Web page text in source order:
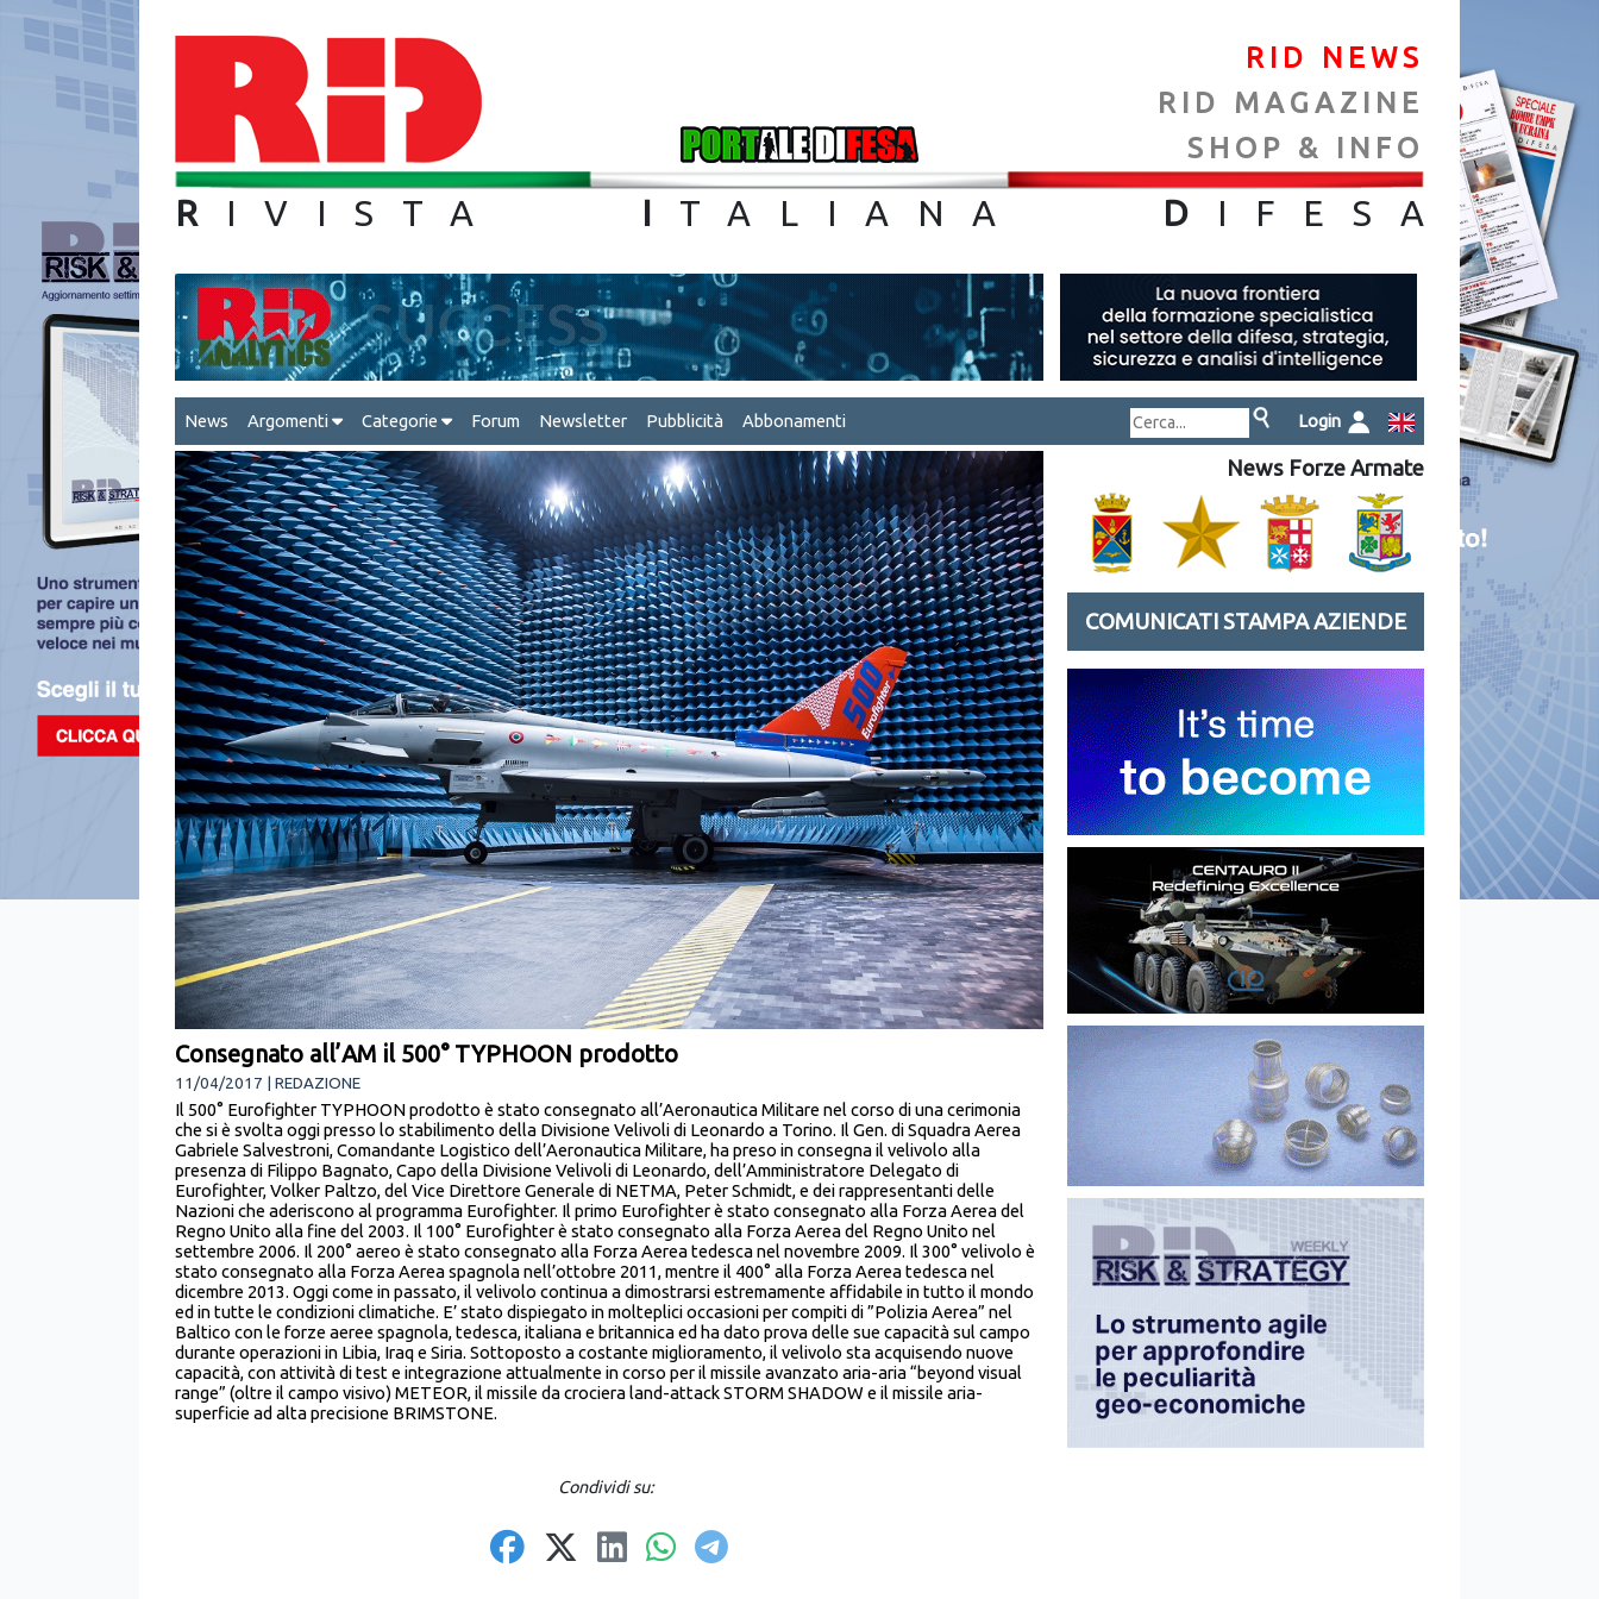
RID NEWS
RID MAGAZINE
SHOP & INFO
R IVISTA I TALIANA D IFES A
News Argomenti Categorie Forum Newsletter Pubblicità Abbonamenti Login
Consegnato all’AM il 500° TYPHOON prodotto
11/04/2017 | REDAZIONE
Il 500° Eurofighter TYPHOON prodotto è stato consegnato all’Aeronautica Militare nel corso di una cerimonia
che si è svolta oggi presso lo stabilimento della Divisione Velivoli di Leonardo a Torino. Il Gen. di Squadra Aerea
Gabriele Salvestroni, Comandante Logistico dell’Aeronautica Militare, ha preso in consegna il velivolo alla
presenza di Filippo Bagnato, Capo della Divisione Velivoli di Leonardo, dell’Amministratore Delegato di
Eurofighter, Volker Paltzo, del Vice Direttore Generale di NETMA, Peter Schmidt, e dei rappresentanti delle
Nazioni che aderiscono al programma Eurofighter. Il primo Eurofighter è stato consegnato alla Forza Aerea del
Regno Unito alla fine del 2003. Il 100° Eurofighter è stato consegnato alla Forza Aerea del Regno Unito nel
settembre 2006. Il 200° aereo è stato consegnato alla Forza Aerea tedesca nel novembre 2009. Il 300° velivolo è
stato consegnato alla Forza Aerea spagnola nell’ottobre 2011, mentre il 400° alla Forza Aerea tedesca nel
dicembre 2013. Oggi come in passato, il velivolo continua a dimostrarsi estremamente affidabile in tutto il mondo
ed in tutte le condizioni climatiche. E’ stato dispiegato in molteplici occasioni per compiti di ”Polizia Aerea” nel
Baltico con le forze aeree spagnola, tedesca, italiana e britannica ed ha dato prova delle sue capacità sul campo
durante operazioni in Libia, Iraq e Siria. Sottoposto a costante miglioramento, il velivolo sta acquisendo nuove
capacità, con attività di test e integrazione attualmente in corso per il missile avanzato aria-aria “beyond visual
range” (oltre il campo visivo) METEOR, il missile da crociera land-attack STORM SHADOW e il missile aria-
superficie ad alta precisione BRIMSTONE.
Condividi su:
News Forze Armate
COMUNICATI STAMPA AZIENDE